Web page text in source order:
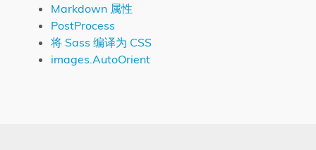
Markdown 属性
PostProcess
将 Sass 编译为 CSS
images.AutoOrient